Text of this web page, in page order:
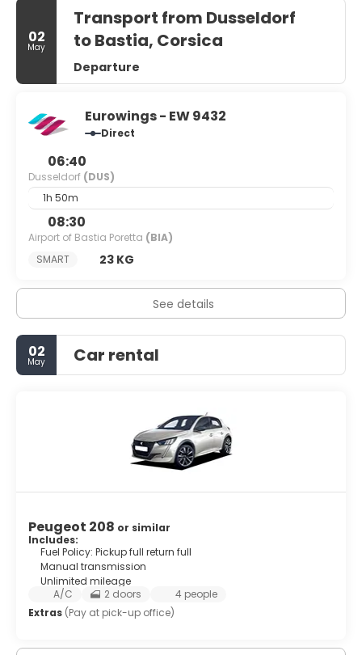
02
May
Transport from Dusseldorf
to Bastia, Corsica
Departure
Eurowings - EW 9432
Direct
06:40
Dusseldorf (DUS)
1h 50m
08:30
Airport of Bastia Poretta (BIA)
SMART
23 KG
See details
02
May Car rental
Peugeot 208 or similar
Includes:
Fuel Policy: Pickup full return full
Manual transmission
Unlimited mileage
A/C
2 doors
4 people
Extras (Pay at pick-up office)